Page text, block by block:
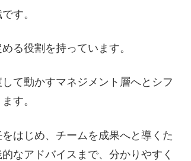
す。
る役割を持っています。
て動かすマネジメント層へとシフ
す。
はじめ、チームを成果へと導くた
なアドバイスまで、分かりやすく